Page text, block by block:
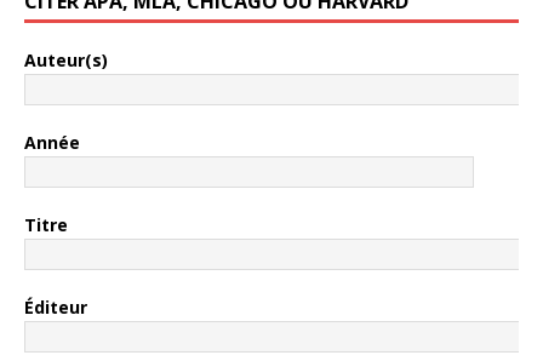
Auteur(s)
Année
Titre
Éditeur